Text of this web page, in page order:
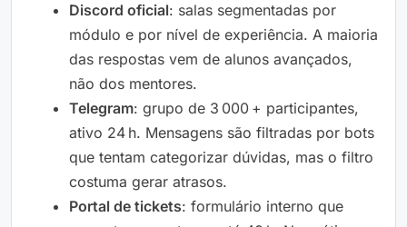
Discord oficial: salas segmentadas por
módulo e por nível de experiência. A maioria
das respostas vem de alunos avançados,
não dos mentores.
Telegram: grupo de 3 000 + participantes,
ativo 24 h. Mensagens são filtradas por bots
que tentam categorizar dúvidas, mas o filtro
costuma gerar atrasos.
Portal de tickets: formulário interno que